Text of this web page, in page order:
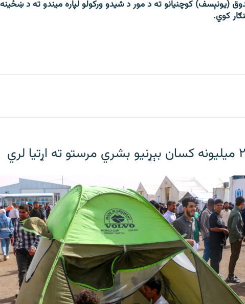
(یونېسف) کوچنیانو ته د مور د شیدو ورکولو لپاره میندو ته د ښځینه
کوي.